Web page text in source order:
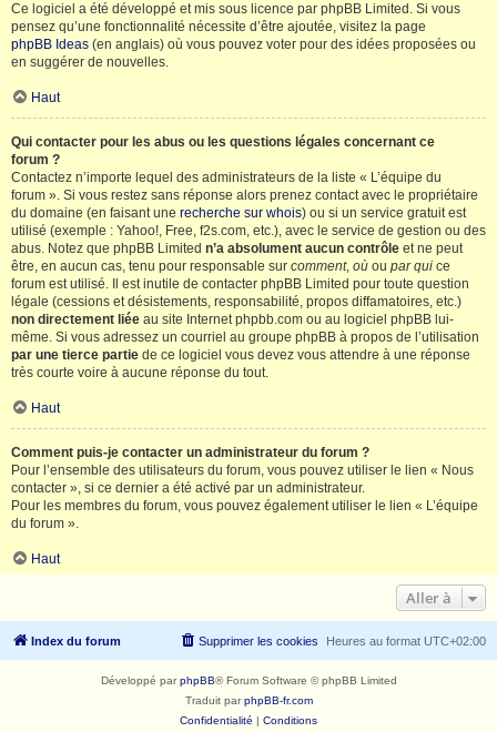
Ce logiciel a été développé et mis sous licence par phpBB Limited. Si vous
pensez qu’une fonctionnalité nécessite d’être ajoutée, visitez la page
phpBB Ideas (en anglais) où vous pouvez voter pour des idées proposées ou
en suggérer de nouvelles.
Haut
Qui contacter pour les abus ou les questions légales concernant ce
forum ?
Contactez n’importe lequel des administrateurs de la liste « L’équipe du
forum ». Si vous restez sans réponse alors prenez contact avec le propriétaire
du domaine (en faisant une recherche sur whois) ou si un service gratuit est
utilisé (exemple : Yahoo!, Free, f2s.com, etc.), avec le service de gestion ou des
abus. Notez que phpBB Limited n’a absolument aucun contrôle et ne peut
être, en aucun cas, tenu pour responsable sur comment, où ou par qui ce
forum est utilisé. Il est inutile de contacter phpBB Limited pour toute question
légale (cessions et désistements, responsabilité, propos diffamatoires, etc.)
non directement liée au site Internet phpbb.com ou au logiciel phpBB lui-
même. Si vous adressez un courriel au groupe phpBB à propos de l’utilisation
par une tierce partie de ce logiciel vous devez vous attendre à une réponse
très courte voire à aucune réponse du tout.
Haut
Comment puis-je contacter un administrateur du forum ?
Pour l’ensemble des utilisateurs du forum, vous pouvez utiliser le lien « Nous
contacter », si ce dernier a été activé par un administrateur.
Pour les membres du forum, vous pouvez également utiliser le lien « L’équipe
du forum ».
Haut
Aller à
Index du forum Heures au format UTC+02:00
Supprimer les cookies
Développé parphpBB® Forum Software © phpBB Limited
Traduit parphpBB-fr.com
Confidentialité | Conditions